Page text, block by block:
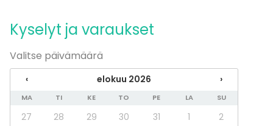
Elämys / aktiviteetti
Pikkujoulut
Tilatyypit
Juhlasali
Ravintola
Lounge
Kyselyt ja varaukset
Valitse päivämäärä
‹ elokuu 2026 ›
MA TI KE TO PE LA SU
27 28 29 30 31 1
2